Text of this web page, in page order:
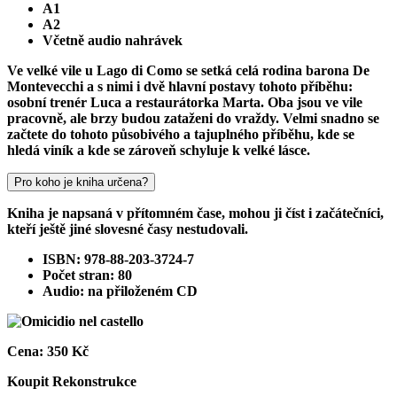
A1
A2
Včetně audio nahrávek
Ve velké vile u Lago di Como se setká celá rodina barona De
Montevecchi a s nimi i dvě hlavní postavy tohoto příběhu:
osobní trenér Luca a restaurátorka Marta. Oba jsou ve vile
pracovně, ale brzy budou zataženi do vraždy. Velmi snadno se
začtete do tohoto působivého a tajuplného příběhu, kde se
hledá viník a kde se zároveň schyluje k velké lásce.
Pro koho je kniha určena?
Kniha je napsaná v přítomném čase, mohou ji číst i začátečníci,
kteří ještě jiné slovesné časy nestudovali.
ISBN: 978-88-203-3724-7
Počet stran: 80
Audio: na přiloženém CD
Cena: 350 Kč
KoupitRekonstrukce